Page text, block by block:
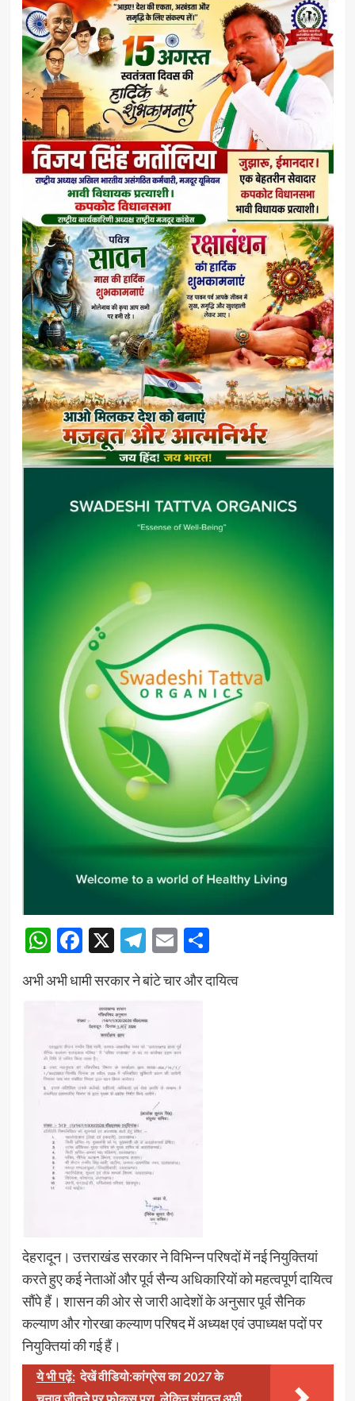
WhatsApp
Facebook
X Telegram
EmailShare
अभी अभी धामी सरकार ने बांटे चार और दायित्व
देहरादून। उत्तराखंड सरकार ने विभिन्न परिषदों में नई नियुक्तियां
करते हुए कई नेताओं और पूर्व सैन्य अधिकारियों को महत्वपूर्ण दायित्व
सौंपे हैं। शासन की ओर से जारी आदेशों के अनुसार पूर्व सैनिक
कल्याण और गोरखा कल्याण परिषद में अध्यक्ष एवं उपाध्यक्ष पदों पर
नियुक्तियां की गई हैं।
ये भी पढ़ें: देखें वीडियो:कांग्रेस का 2027 के